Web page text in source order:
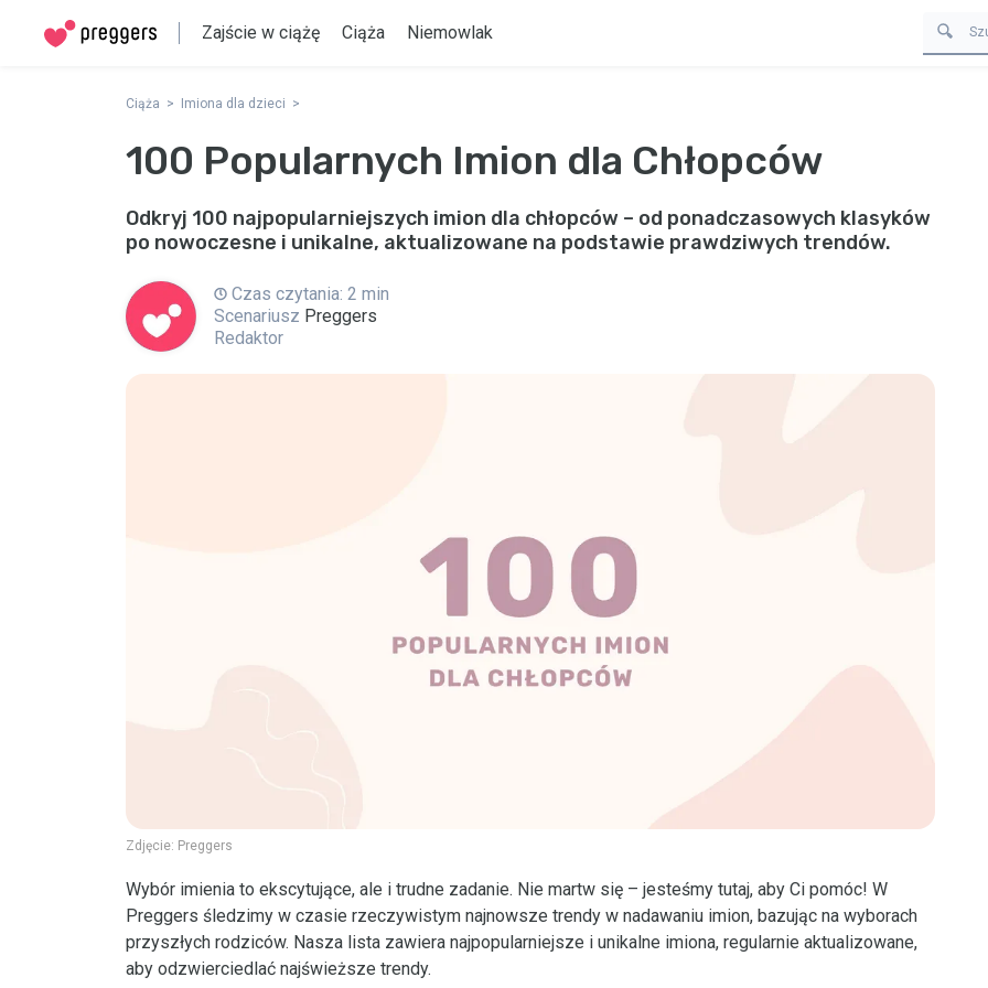
Zajście w ciążę Ciąża Niemowlak
Ciąża Imiona dla dzieci
100 Popularnych Imion dla Chłopców
Odkryj 100 najpopularniejszych imion dla chłopców – od ponadczasowych klasyków
po nowoczesne i unikalne, aktualizowane na podstawie prawdziwych trendów.
Czas czytania: 2 min
Scenariusz Preggers
Redaktor
Zdjęcie: Preggers
Wybór imienia to ekscytujące, ale i trudne zadanie. Nie martw się – jesteśmy tutaj, aby Ci pomóc! W
Preggers śledzimy w czasie rzeczywistym najnowsze trendy w nadawaniu imion, bazując na wyborach
przyszłych rodziców. Nasza lista zawiera najpopularniejsze i unikalne imiona, regularnie aktualizowane,
aby odzwierciedlać najświeższe trendy.